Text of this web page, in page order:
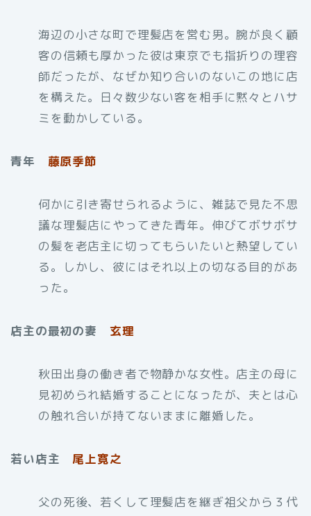
海辺の小さな町で理髪店を営む男。腕が良く顧
客の信頼も厚かった彼は東京でも指折りの理容
師だったが、なぜか知り合いのないこの地に店
を構えた。日々数少ない客を相手に黙々とハサ
ミを動かしている。
青年 藤原季節
何かに引き寄せられるように、雑誌で見た不思
議な理髪店にやってきた青年。伸びてボサボサ
の髪を老店主に切ってもらいたいと熱望してい
る。しかし、彼にはそれ以上の切なる目的があ
った。
店主の最初の妻 玄理
秋田出身の働き者で物静かな女性。店主の母に
見初められ結婚することになったが、夫とは心
の触れ合いが持てないままに離婚した。
若い店主 尾上寛之
父の死後、若くして理髪店を継ぎ祖父から３代